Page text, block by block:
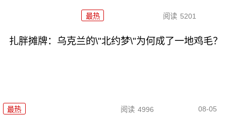
最热 阅读 5201
扎胖摊牌：乌克兰的\"北约梦\"为何成了一地鸡毛？
最热 阅读 4996 08-05